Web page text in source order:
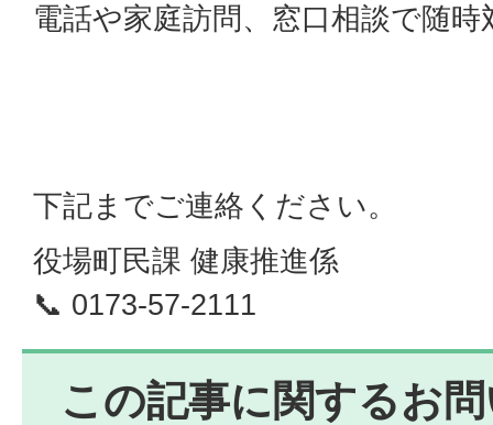
電話や家庭訪問、窓口相談で随
下記までご連絡ください。
役場町民課 健康推進係
📞 0173-57-2111
この記事に関するお